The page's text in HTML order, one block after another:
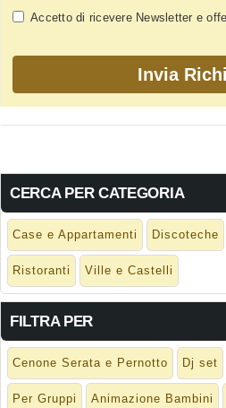
Accetto di ricevere Newsletter e
CERCA PER CATEGORIA
Case e Appartamenti Discoteche
Ristoranti Ville e Castelli
FILTRA PER
Cenone Serata e Pernotto Dj set
Per Gruppi Animazione Bambini